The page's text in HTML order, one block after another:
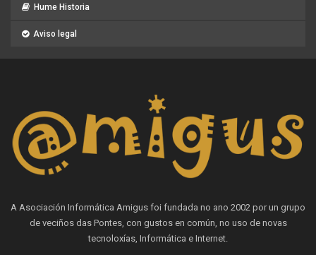
Hume Historia
Aviso legal
A Asociación Informática Amigus foi fundada no ano 2002 por un grupo
de veciños das Pontes, con gustos en común, no uso de novas
tecnoloxías, Informática e Internet.